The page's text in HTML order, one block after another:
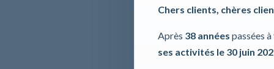
Chers clients, chères
Après 38 années passées
ses activités le 30 juin